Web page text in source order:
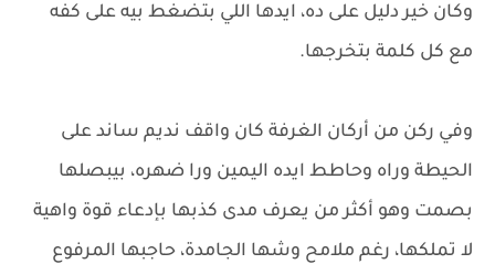
وكان خير دليل على ده، ايدها اللي بتضغط بيه على كفه
مع كل كلمة بتخرجها.
وفي ركن من أركان الغرفة كان واقف نديم ساند على
الحيطة وراه وحاطط ايده اليمين ورا ضهره، بيبصلها
بصمت وهو أكثر من يعرف مدى كذبها بإدعاء قوة واهية
لا تملكها، رغم ملامح وشها الجامدة، حاجبها المرفوع